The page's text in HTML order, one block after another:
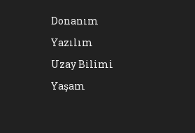
Donanım
Yazılım
Uzay Bilimi
Yaşam